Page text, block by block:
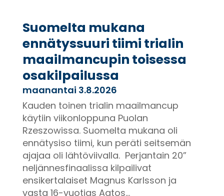
Suomelta mukana
ennätyssuuri tiimi trialin
maailmancupin toisessa
osakilpailussa
maanantai 3.8.2026
Kauden toinen trialin maailmancup
käytiin viikonloppuna Puolan
Rzeszowissa. Suomelta mukana oli
ennätysiso tiimi, kun peräti seitsemän
ajajaa oli lähtöviivalla. Perjantain 20”
neljännesfinaalissa kilpailivat
ensikertalaiset Magnus Karlsson ja
vasta 16-vuotias Aatos...